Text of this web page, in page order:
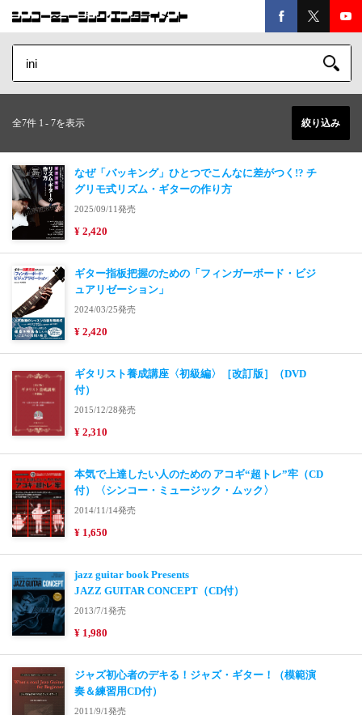
全7件 1 - 7を表示 絞り込み
なぜ「バッキング」ひとつでこんなに差がつく!? チ
グリモ式リズム・ギターの作り方
2025/09/11発売
¥ 2,420
ギター指板把握のための「フィンガーボード・ビジ
ュアリゼーション」
2024/03/25発売
¥ 2,420
ギタリスト養成講座〈初級編〉［改訂版］（DVD
付）
2015/12/28発売
¥ 2,310
本気で上達したい人のための アコギ“超トレ”牢（CD
付）〈シンコー・ミュージック・ムック〉
2014/11/14発売
¥ 1,650
jazz guitar book Presents
JAZZ GUITAR CONCEPT（CD付）
2013/7/1発売
¥ 1,980
ジャズ初心者のデキる！ジャズ・ギター！（模範演
奏＆練習用CD付）
2011/9/1発売